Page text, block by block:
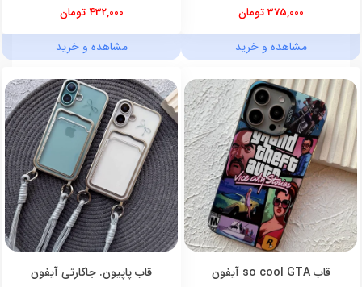
375,000 تومان
مشاهده و خرید
432,000 تومان
مشاهده و خرید
قاب so cool GTA آیفون قاب پاپیون. جاکارتی آیفون